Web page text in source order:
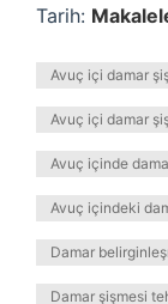
Tarih:
Avuç içi damar
Avuç içi damar
Avuç içinde
Avuç içindeki
Damar
Damar şişmesi